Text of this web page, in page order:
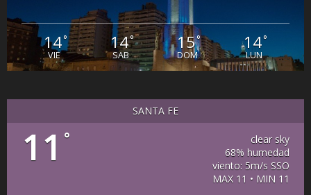
14°
VIE
14°
SAB
15°
DOM
14°
LUN
SANTA FE
11 °
clear sky
68% humedad
viento: 5m/s SSO
MAX 11 • MIN 11